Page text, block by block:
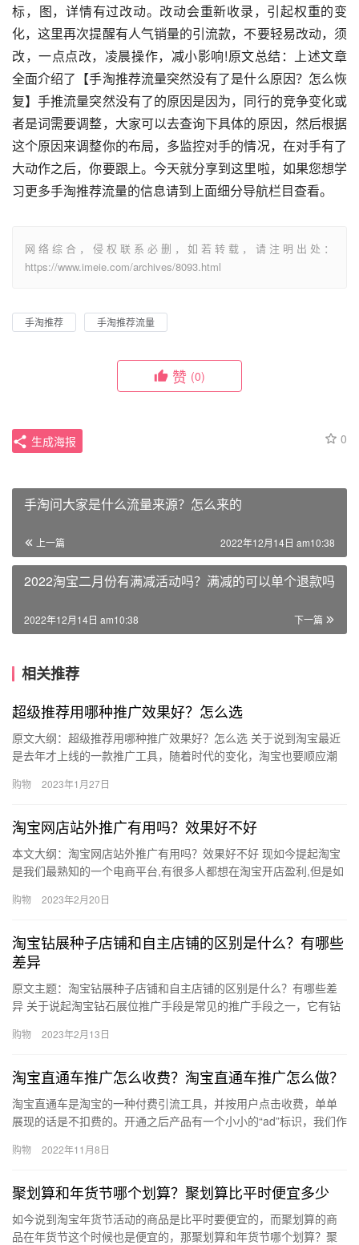
标，图，详情有过改动。改动会重新收录，引起权重的变
化，这里再次提醒有人气销量的引流款，不要轻易改动，须
改，一点点改，凌晨操作，减小影响!原文总结：上述文章
全面介绍了【手淘推荐流量突然没有了是什么原因？怎么恢
复】手推流量突然没有了的原因是因为，同行的竞争变化或
者是词需要调整，大家可以去查询下具体的原因，然后根据
这个原因来调整你的布局，多监控对手的情况，在对手有了
大动作之后，你要跟上。今天就分享到这里啦，如果您想学
习更多手淘推荐流量的信息请到上面细分导航栏目查看。
网络综合，侵权联系必删，如若转载，请注明出处：
https://www.imeie.com/archives/8093.html
手淘推荐 手淘推荐流量
赞 (0)
0
生成海报
手淘问大家是什么流量来源？怎么来的
上一篇 2022年12月14日 am10:38
2022淘宝二月份有满减活动吗？满减的可以单个退款吗
下一篇
2022年12月14日 am10:38
相关推荐
超级推荐用哪种推广效果好？怎么选
原文大纲：超级推荐用哪种推广效果好？怎么选 关于说到淘宝最近
是去年才上线的一款推广工具，随着时代的变化，淘宝也要顺应潮
等主…
购物 2023年1月27日
淘宝网店站外推广有用吗？效果好不好
本文大纲：淘宝网店站外推广有用吗？效果好不好 现如今提起淘宝
是我们最熟知的一个电商平台,有很多人都想在淘宝开店盈利,但是如
那…
购物 2023年2月20日
淘宝钻展种子店铺和自主店铺的区别是什么？有哪些
差异
原文主题：淘宝钻展种子店铺和自主店铺的区别是什么？有哪些差
异 关于说起淘宝钻石展位推广手段是常见的推广手段之一，它有钻
店铺…
购物 2023年2月13日
淘宝直通车推广怎么收费？淘宝直通车推广怎么做？
淘宝直通车是淘宝的一种付费引流工具，并按用户点击收费，单单
展现的话是不扣费的。开通之后产品有一个小小的“ad”标识，我们作
呢…
购物 2022年11月8日
聚划算和年货节哪个划算？聚划算比平时便宜多少
如今说到淘宝年货节活动的商品是比平时要便宜的，而聚划算的商
品在年货节这个时候也是便宜的，那聚划算和年货节哪个划算？聚